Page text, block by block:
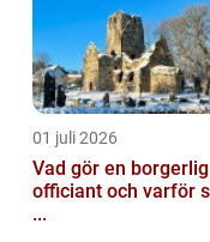
01 juli 2026
Vad gör en borgerlig
officiant och varför spelar
...